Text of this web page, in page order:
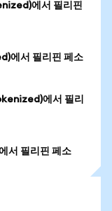
에서 필리핀
에서 필리핀 페소
에서 필리
서 필리핀 페소